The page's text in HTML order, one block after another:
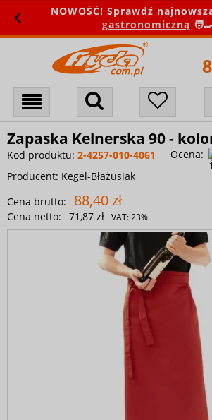
NOWOŚĆ! Sprawdź
gastronomiczną
Zapaska Kelnerska 90 -
Kod produktu: 2-4257-010-4061
Ocena:
Producent: Kegel-Błażusiak
Cena brutto:
88,40 zł
Cena netto: 71,87 zł VAT:23%